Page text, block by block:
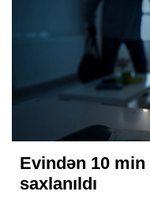
Evindən 10
saxlanıldı